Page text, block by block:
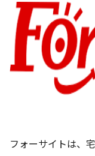
フォーサイトは、